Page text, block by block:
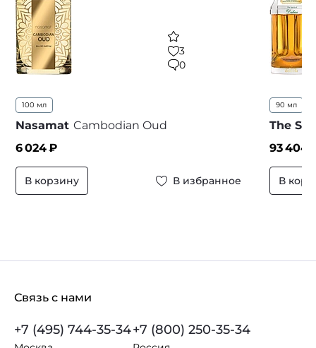
3
0
100 мл
Nasamat Cambodian Oud
6 024₽
В корзину В избранное
90 мл
The
93 404
В
Связь с нами
+7 (495) 744-35-34+7 (800) 250-35-34